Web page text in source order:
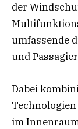
der
umfassende
und
Dabei
im